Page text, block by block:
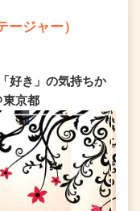
ジャー）
好き」の気持ちか
東京都